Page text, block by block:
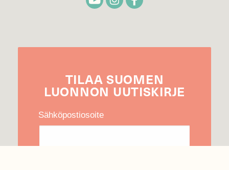
TILAA SUOMEN
LUONNON UUTIS­KIRJE
Sähköpostiosoite